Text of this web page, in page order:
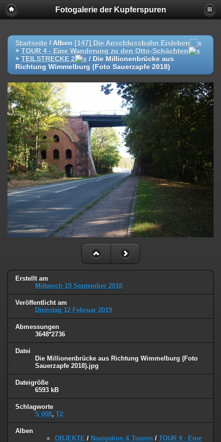
Fotogalerie der Kupferspuren
Startseite / Alben [147] Die Anschlussbahn Eisleben
+ TOUR 4 - Eine Wanderung zu den Otto-Schächten
+ TEILSTRECKE 2 / Die Millionenbrücke aus
Richtung Wimmelburg (Foto Sauerzapfe 2018)
Erstellt am
Mittwoch 19 September 2018
Veröffentlicht am
Dienstag 12 Februar 2019
Abmessungen
3648*2736
Datei
Die Millionenbrücke aus Richtung Wimmelburg (Foto
Sauerzapfe 2018).jpg
Dateigröße
6593 kB
Schlagworte
S 008, T2
Alben
OBJEKTE / Navigation & Touren / TOUR 4 - Eine